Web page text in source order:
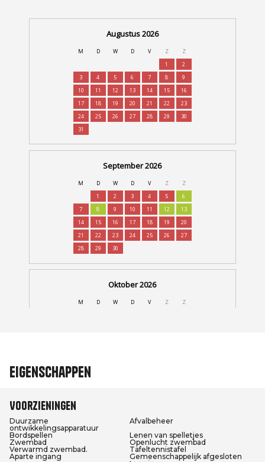
Eigenschappen
Voorzieningen
Duurzame
ontwikkelingsapparatuur
Afvalbeheer
Bordspellen
Lenen van spelletjes
Zwembad
Openlucht zwembad
Verwarmd zwembad.
Tafeltennistafel
Aparte ingang
Gemeenschappelijk afgesloten